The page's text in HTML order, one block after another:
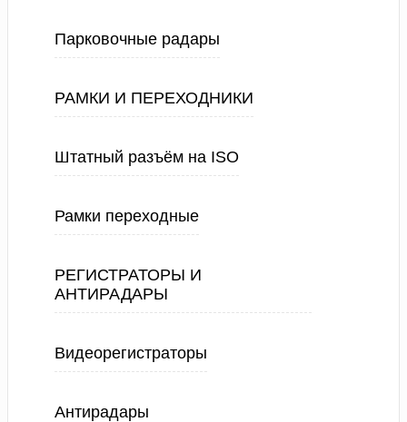
Парковочные радары
РАМКИ И ПЕРЕХОДНИКИ
Штатный разъём на ISO
Рамки переходные
РЕГИСТРАТОРЫ И
АНТИРАДАРЫ
Видеорегистраторы
Антирадары